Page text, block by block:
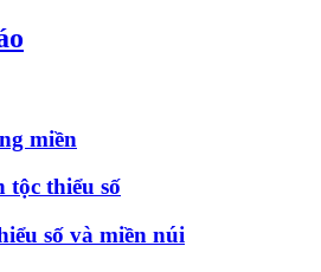
miền
tộc thiểu số
số và miền núi